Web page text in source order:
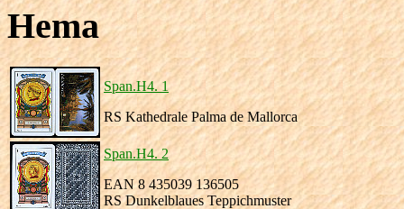
Hema
Span.H4. 1
RS Kathedrale Palma de Mallorca
Span.H4. 2
EAN 8 435039 136505
RS Dunkelblaues Teppichmuster